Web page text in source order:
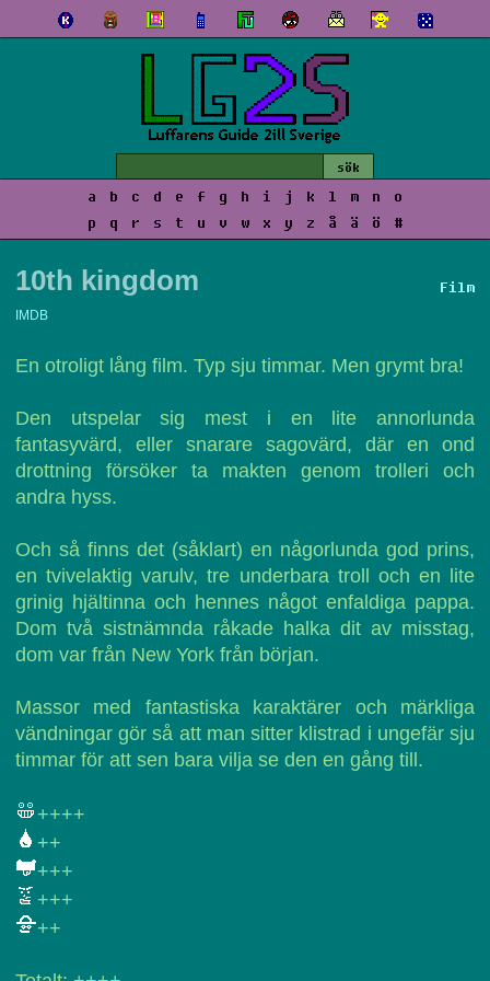
a b c d e f g h i j k l m n
o
p
q r s t u v w x y z å ä ö #
Film
10th kingdom
IMDB
En otroligt lång film. Typ sju timmar. Men grymt bra!
Den utspelar sig mest i en lite annorlunda
fantasyvärd, eller snarare sagovärd, där en ond
drottning försöker ta makten genom trolleri och
andra hyss.
Och så finns det (såklart) en någorlunda god prins,
en tvivelaktig varulv, tre underbara troll och en lite
grinig hjältinna och hennes något enfaldiga pappa.
Dom två sistnämnda råkade halka dit av misstag,
dom var från New York från början.
Massor med fantastiska karaktärer och märkliga
vändningar gör så att man sitter klistrad i ungefär sju
timmar för att sen bara vilja se den en gång till.
++++
++
+++
+++
++